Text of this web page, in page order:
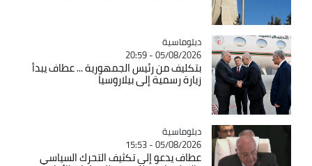
Catégorie
دبلوماسية
05/08/2026 - 20:59
بتكليف من رئيس الجمهورية ... عطاف يبدأ
زيارة رسمية إلى بيلاروسيا
Catégorie
دبلوماسية
05/08/2026 - 15:53
عطاف يدعو إلى تكثيف التحرك السياسي